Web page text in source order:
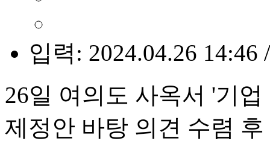
입력: 2024.04.26 14:46
26일 여의도 사옥서 '기
제정안 바탕 의견 수렴